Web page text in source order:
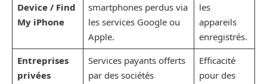
Device / Find
My iPhone
smartphones perdus via
les services Google ou
Apple.
les
appareils
enregistrés.
Entreprises
privées
Services payants offerts
par des sociétés
Efficacité
pour des